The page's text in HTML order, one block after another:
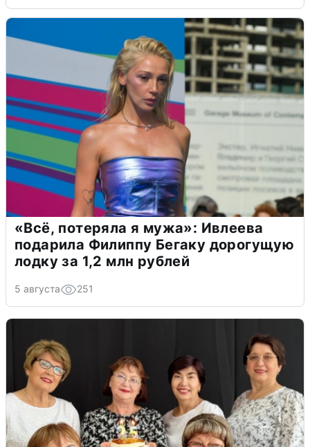
«Всё, потеряла я мужа»: Ивлеева
подарила Филиппу Бегаку дорогущую
лодку за 1,2 млн рублей
5 августа 251